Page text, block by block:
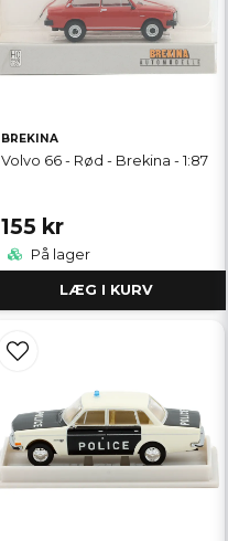
BREKINA
Volvo 66 - Rød - Brekina - 1:87
155 kr
På lager
LÆG I KURV